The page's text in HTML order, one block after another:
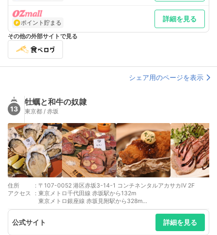
ポイント貯まる 詳細を見る
その他の外部サイトで見る
シェア用のページを表示
13
牡蠣と和牛の奴隷
東京都 / 赤坂
住所 : 〒107-0052 港区赤坂3-14-1 コンチネンタルアカサカⅣ 2F
アクセス
: 東京メトロ千代田線 赤坂駅から132m
東京メトロ銀座線 赤坂見附駅から328m
東京メトロ丸ノ内線 赤坂見附駅から328m
東京メトロ南北線 溜池山王駅から374m
公式サイト 詳細を見る